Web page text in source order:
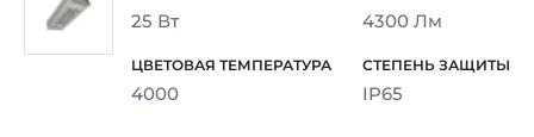
25 Вт 4300 Лм
4000 IP65